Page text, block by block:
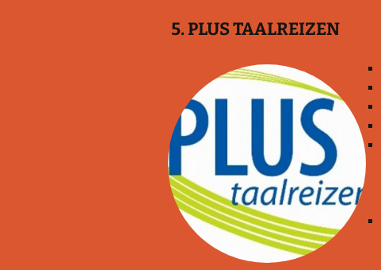
5. PLUS TAALREIZEN